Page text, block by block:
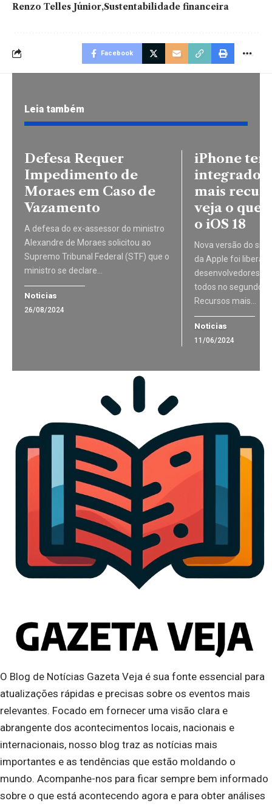
Renzo Telles Júnior Sustentabilidade financeira
Facebook
Leia também
Defesa Requer
Impedimento de
Moraes em Caso de
Vazamento
A defesa do ex-assessor do ministro
Alexandre de Moraes solicitou ao
Supremo Tribunal Federal (STF) que o
ministro se declare…
Noticias
26/08/2024
iPhone
integrado,
mais
veja o que
o iOS 18
Nova versão do
da Apple foi
desenvolvedores e
todos no segundo
Recursos mais…
Noticias
11/06/2024
O Blog de Notícias Gazeta Veja é sua fonte essencial para
atualizações rápidas e precisas sobre os eventos mais
relevantes. Focado em fornecer uma visão clara e
abrangente dos acontecimentos locais, nacionais e
internacionais, nosso blog traz as notícias mais
importantes e as tendências que estão moldando o
mundo. Acompanhe-nos para ficar sempre bem informado
sobre o que está acontecendo agora e para obter análises